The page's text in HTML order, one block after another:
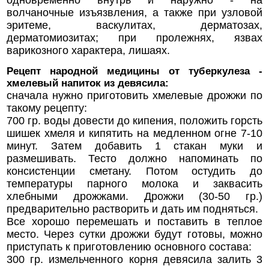
волчаночные изъязвления, а также при узловой
эритеме, васкулитах, дерматозах,
дерматомиозитах; при пролежнях, язвах
варикозного характера, лишаях.
Рецепт народной медицины от туберкулеза -
хмелевый напиток из девясила:
сначала нужно приготовить хмелевые дрожжи по
такому рецепту:
700 гр. воды довести до кипения, положить горсть
шишек хмеля и кипятить на медленном огне 7-10
минут. Затем добавить 1 стакан муки и
размешивать. Тесто должно напоминать по
консистенции сметану. Потом остудить до
температуры парного молока и заквасить
хлебными дрожжами. Дрожжи (30-50 гр.)
предварительно растворить и дать им подняться.
Все хорошо перемешать и поставить в теплое
место. Через сутки дрожжи будут готовы, можно
приступать к приготовлению основного состава:
300 гр. измельченного корня девясила залить 3